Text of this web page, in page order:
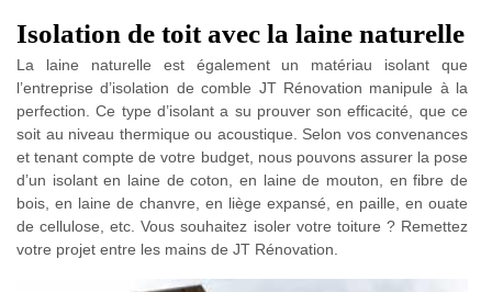
Isolation de toit avec la laine naturelle
La laine naturelle est également un matériau isolant que
l’entreprise d’isolation de comble JT Rénovation manipule à la
perfection. Ce type d’isolant a su prouver son efficacité, que ce
soit au niveau thermique ou acoustique. Selon vos convenances
et tenant compte de votre budget, nous pouvons assurer la pose
d’un isolant en laine de coton, en laine de mouton, en fibre de
bois, en laine de chanvre, en liège expansé, en paille, en ouate
de cellulose, etc. Vous souhaitez isoler votre toiture ? Remettez
votre projet entre les mains de JT Rénovation.